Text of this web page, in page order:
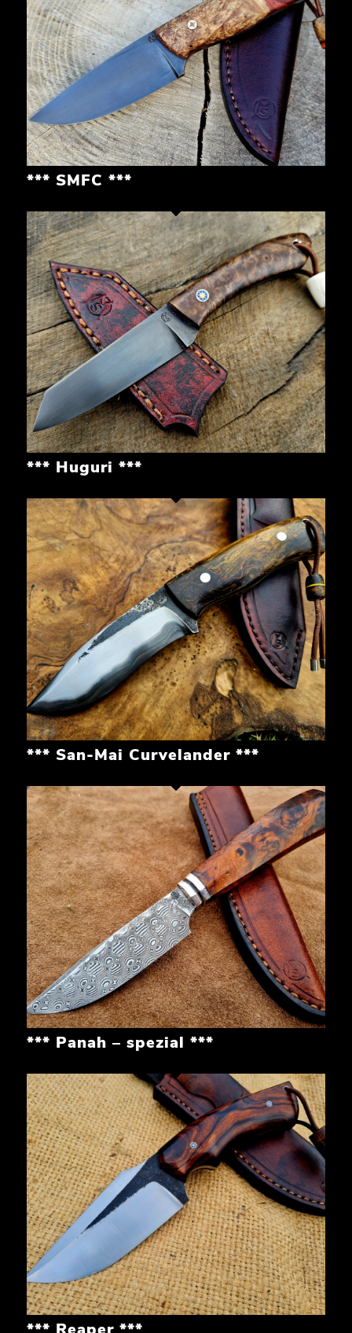
*** SMFC ***
*** Huguri ***
*** San-Mai Curvelander ***
*** Panah – spezial ***